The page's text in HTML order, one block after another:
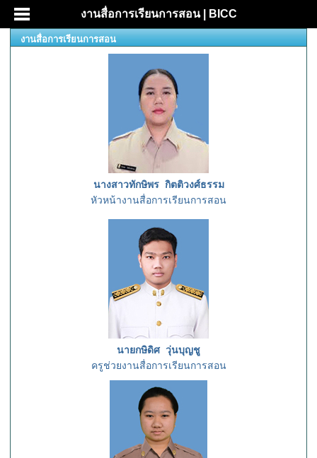
งานสื่อการเรียนการสอน | BICC
งานสื่อการเรียนการสอน
นางสาวทักษิพร กิตติวงศ์ธรรม
หัวหน้างานสื่อการเรียนการสอน
นายกษิดิศ วุ่นบุญชู
ครูช่วยงานสื่อการเรียนการสอน